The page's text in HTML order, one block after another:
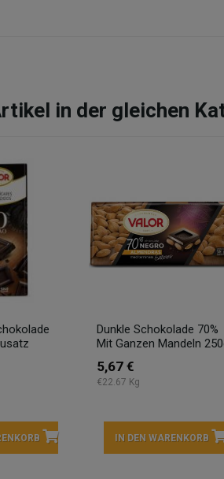
in der gleichen
Dunkle Schokolade 70%
Mit Ganzen Mandeln
5,67 €
€22.67 Kg
IN DEN WARENKORB